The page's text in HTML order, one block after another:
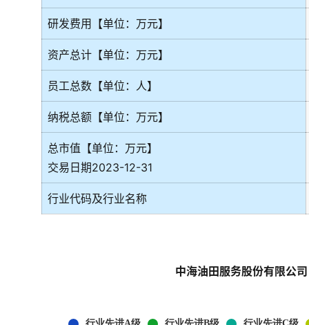
研发费用【单位：万元】
资产总计【单位：万元】
员工总数【单位：人】
纳税总额【单位：万元】
总市值【单位：万元】
交易日期2023-12-31
行业代码及行业名称
中海油田服务股份有限公司